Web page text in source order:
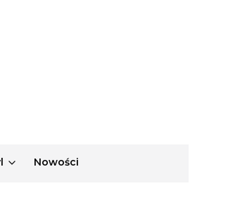
koszyku: 0. Zobacz szczegóły
Nowości